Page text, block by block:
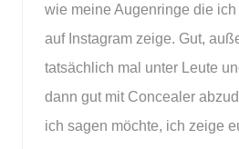
wie meine Augenringe die ich
auf Instagram zeige. Gut,
tatsächlich mal unter Leute
dann gut mit Concealer
ich sagen möchte, ich zeige